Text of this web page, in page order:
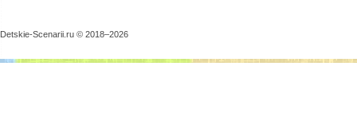
Detskie-Scenarii.ru © 2018–2026